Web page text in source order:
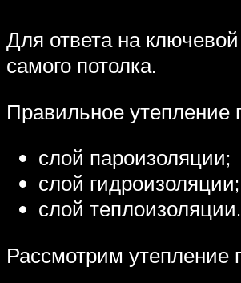
Для ответа на
самого потолка.
Правильное утепление
слой пароизоляции;
слой гидроизоляции;
слой теплоизоляции.
Рассмотрим утепление